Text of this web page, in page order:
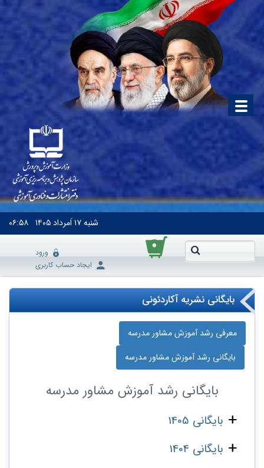
شنبه۱۷ اَمرداد ۱۴۰۵ ۰۶:۵۸
۰
ورود
ایجاد حساب کاربری
بایگانی نشریه آکاردئونی
معرفی رشد آموزش مشاور مدرسه
بایگانی رشد آموزش مشاور مدرسه
بایگانی رشد آموزش مشاور مدرسه
بایگانی 1405
بایگانی 1404